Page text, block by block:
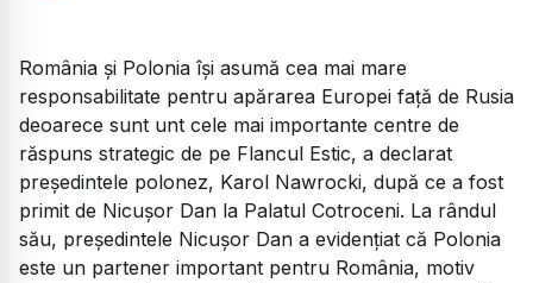
România și Polonia își asumă cea mai mare
responsabilitate pentru apărarea Europei față de Rusia
deoarece sunt unt cele mai importante centre de
răspuns strategic de pe Flancul Estic, a declarat
președintele polonez, Karol Nawrocki, după ce a fost
primit de Nicușor Dan la Palatul Cotroceni. La rândul
său, președintele Nicușor Dan a evidențiat că Polonia
este un partener important pentru România, motiv